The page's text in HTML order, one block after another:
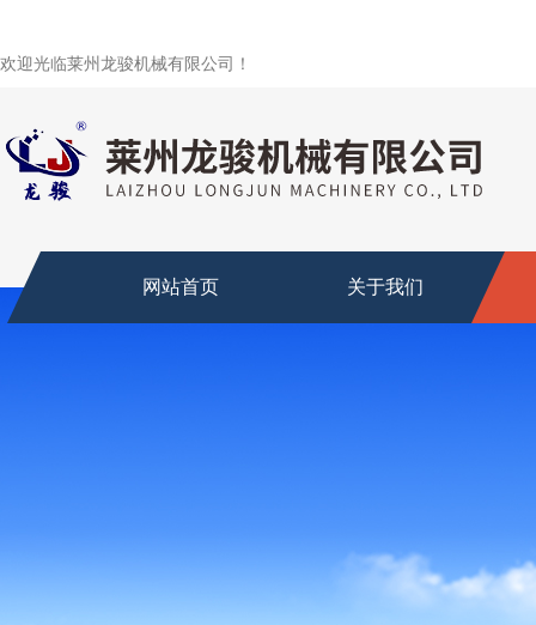
欢迎光临莱州龙骏机械有限公司！
网站首页 关于我们